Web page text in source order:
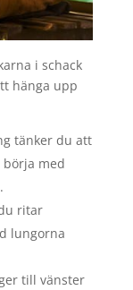
i schack
hänga upp
tänker du att
med
ritar
lungorna
till vänster